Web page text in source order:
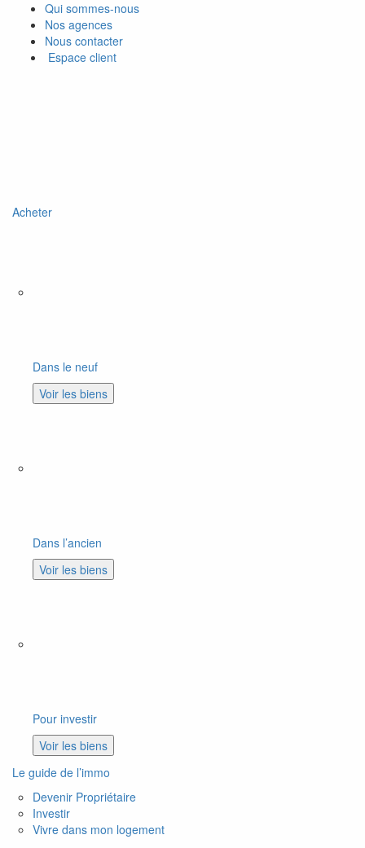
Qui sommes-nous
Nos agences
Nous contacter
Espace client
Acheter
Dans le neuf
Voir les biens
Dans l’ancien
Voir les biens
Pour investir
Voir les biens
Le guide de l’immo
Devenir Propriétaire
Investir
Vivre dans mon logement